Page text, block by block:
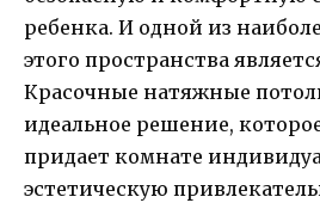
ребенка. И одной из
этого пространства
Красочные натяжные
идеальное решение,
придает комнате
эстетическую